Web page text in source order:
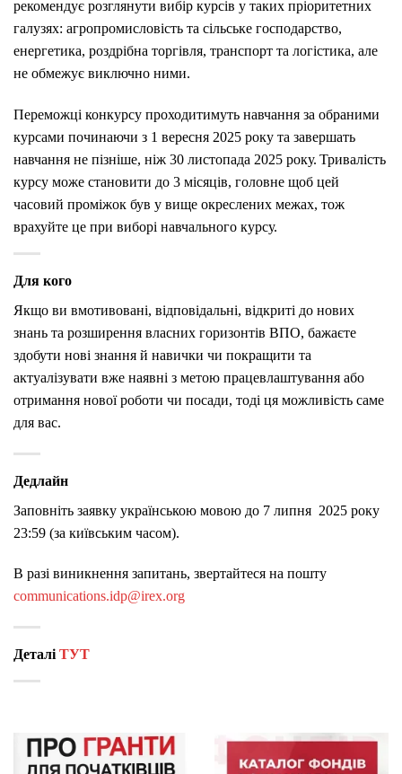
рекомендує розглянути вибір курсів у таких пріоритетних
галузях: агропромисловість та сільське господарство,
енергетика, роздрібна торгівля, транспорт та логістика, але
не обмежує виключно ними.
Переможці конкурсу проходитимуть навчання за обраними
курсами починаючи з 1 вересня 2025 року та завершать
навчання не пізніше, ніж 30 листопада 2025 року. Тривалість
курсу може становити до 3 місяців, головне щоб цей
часовий проміжок був у вище окреслених межах, тож
врахуйте це при виборі навчального курсу.
Для кого
Якщо ви вмотивовані, відповідальні, відкриті до нових
знань та розширення власних горизонтів ВПО, бажаєте
здобути нові знання й навички чи покращити та
актуалізувати вже наявні з метою працевлаштування або
отримання нової роботи чи посади, тоді ця можливість саме
для вас.
Дедлайн
Заповніть заявку українською мовою до 7 липня 2025 року
23:59 (за київським часом).
В разі виникнення запитань, звертайтеся на пошту
communications.idp@irex.org
Деталі ТУТ